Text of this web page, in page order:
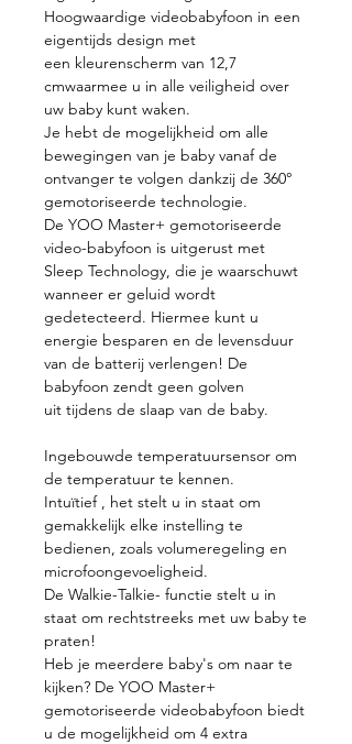
Hoogwaardige videobabyfoon in een
eigentijds design met
een kleurenscherm van 12,7
cmwaarmee u in alle veiligheid over
uw baby kunt waken.
Je hebt de mogelijkheid om alle
bewegingen van je baby vanaf de
ontvanger te volgen dankzij de 360°
gemotoriseerde technologie.
De YOO Master+ gemotoriseerde
video-babyfoon is uitgerust met
Sleep Technology, die je waarschuwt
wanneer er geluid wordt
gedetecteerd. Hiermee kunt u
energie besparen en de levensduur
van de batterij verlengen! De
babyfoon zendt geen golven
uit tijdens de slaap van de baby.
Ingebouwde temperatuursensor om
de temperatuur te kennen.
Intuïtief , het stelt u in staat om
gemakkelijk elke instelling te
bedienen, zoals volumeregeling en
microfoongevoeligheid.
De Walkie-Talkie- functie stelt u in
staat om rechtstreeks met uw baby te
praten!
Heb je meerdere baby's om naar te
kijken? De YOO Master+
gemotoriseerde videobabyfoon biedt
u de mogelijkheid om 4 extra